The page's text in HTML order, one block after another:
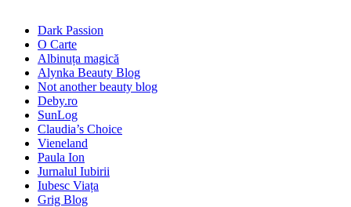
Dark Passion
O Carte
Albinuța magică
Alynka Beauty Blog
Not another beauty blog
Deby.ro
SunLog
Claudia’s Choice
Vieneland
Paula Ion
Jurnalul Iubirii
Iubesc Viața
Grig Blog